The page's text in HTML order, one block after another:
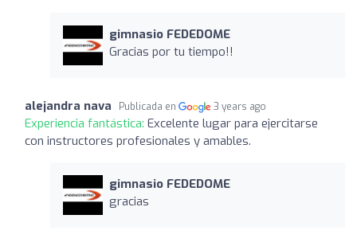
gimnasio FEDEDOME
Gracias por tu tiempo!!
alejandra nava Publicada en 3 years ago
Experiencia fantástica: Excelente lugar para ejercitarse
con instructores profesionales y amables.
gimnasio FEDEDOME
gracias